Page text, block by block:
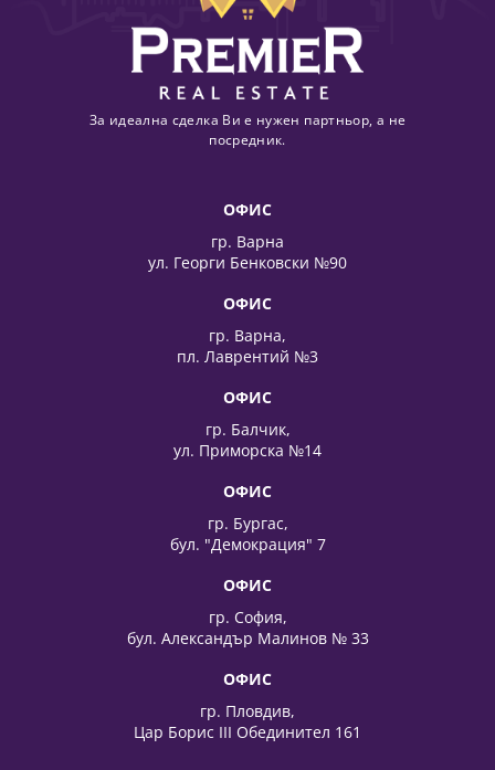
За идеална сделка Ви е нужен партньор, а не
посредник.
ОФИС
гр. Варна
ул. Георги Бенковски №90
ОФИС
гр. Варна,
пл. Лаврентий №3
ОФИС
гр. Балчик,
ул. Приморска №14
ОФИС
гр. Бургас,
бул. "Демокрация" 7
ОФИС
гр. София,
бул. Александър Малинов № 33
ОФИС
гр. Пловдив,
Цар Борис III Обединител 161